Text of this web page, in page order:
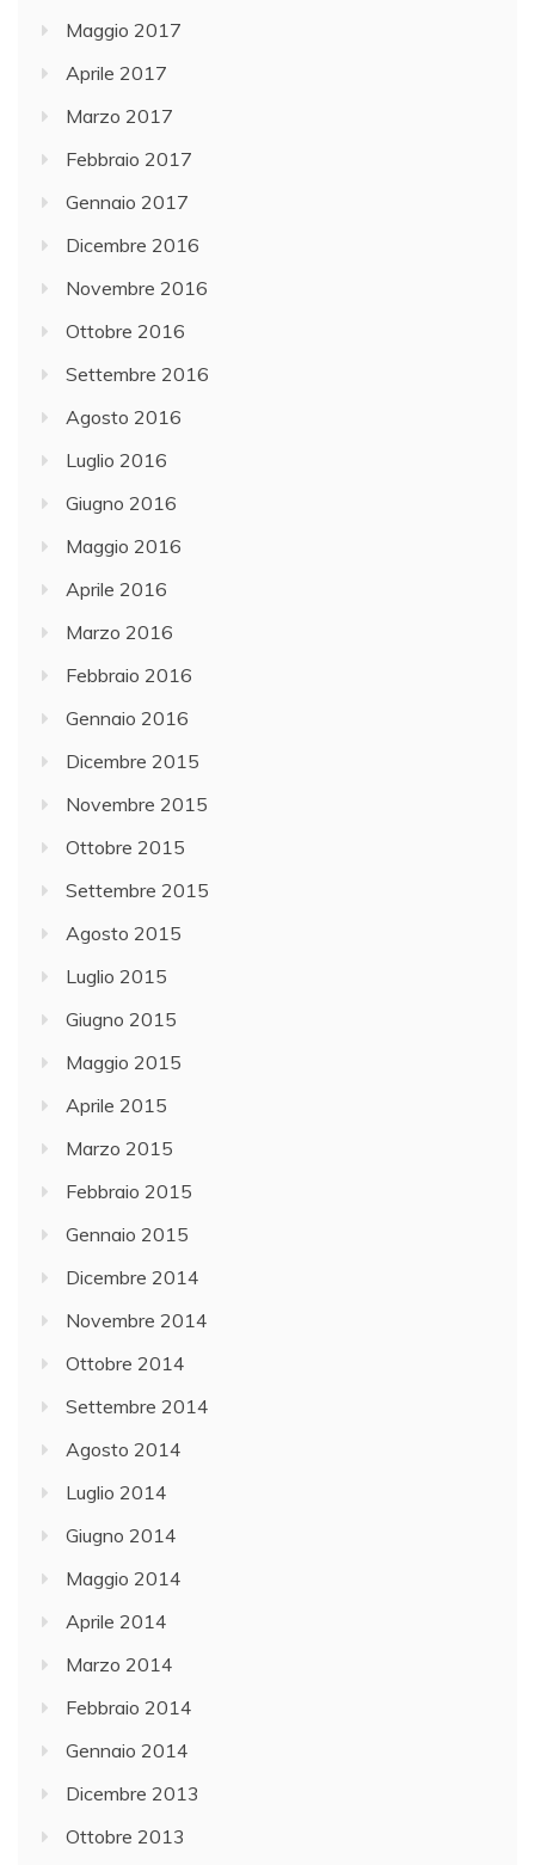
Maggio 2017
Aprile 2017
Marzo 2017
Febbraio 2017
Gennaio 2017
Dicembre 2016
Novembre 2016
Ottobre 2016
Settembre 2016
Agosto 2016
Luglio 2016
Giugno 2016
Maggio 2016
Aprile 2016
Marzo 2016
Febbraio 2016
Gennaio 2016
Dicembre 2015
Novembre 2015
Ottobre 2015
Settembre 2015
Agosto 2015
Luglio 2015
Giugno 2015
Maggio 2015
Aprile 2015
Marzo 2015
Febbraio 2015
Gennaio 2015
Dicembre 2014
Novembre 2014
Ottobre 2014
Settembre 2014
Agosto 2014
Luglio 2014
Giugno 2014
Maggio 2014
Aprile 2014
Marzo 2014
Febbraio 2014
Gennaio 2014
Dicembre 2013
Ottobre 2013